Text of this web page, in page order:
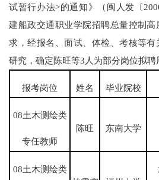
试暂行办法>的通知》（闽人发〔
建船政交通职业学院招聘总量控制
求，经报名、面试、体检、考核等
研究，确定陈旺等3人为部分岗位拟聘
报考岗位 姓名 毕业院校
08土木测绘类
专任教师
陈旺 东南大学
08土木测绘类